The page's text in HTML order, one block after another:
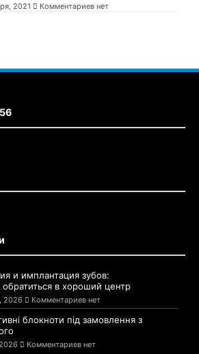
2021 Комментариев нет
и имплантация зубов:
в хороший центр
2026 Комментариев нет
блокноти під замовлення з
Комментариев нет